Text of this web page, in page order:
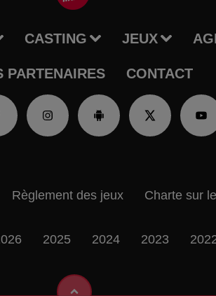
CASTING JEUX
PARTENAIRES CONTACT
Règlement des jeux Charte sur
2025 2024 2023